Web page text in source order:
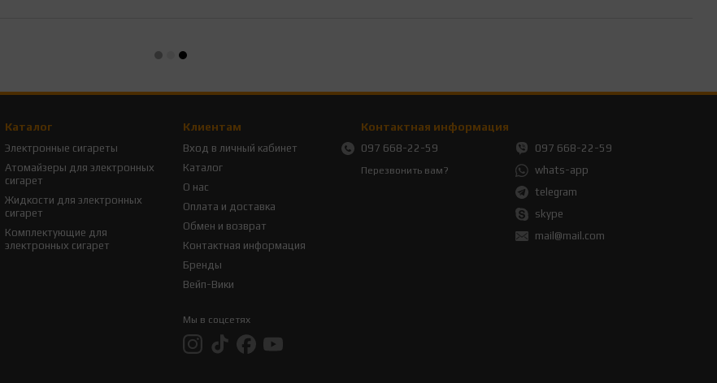
Каталог
Электронные сигареты
Атомайзеры для электронных
сигарет
Жидкости для электронных
сигарет
Комплектующие для
электронных сигарет
Клиентам
Вход в личный кабинет
Каталог
О нас
Оплата и доставка
Обмен и возврат
Контактная информация
Бренды
Вейп-Вики
Мы в соцсетях
Контактная информация
097 668-22-59
Перезвонить вам?
097 668-22-59
whats-app
telegram
skype
mail@mail.com